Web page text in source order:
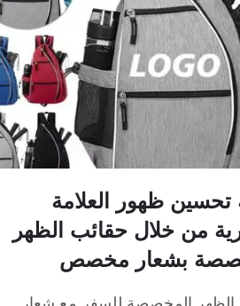
تحسين ظهور العلامة
من خلال حقائب الظهر
بشعار مخصص